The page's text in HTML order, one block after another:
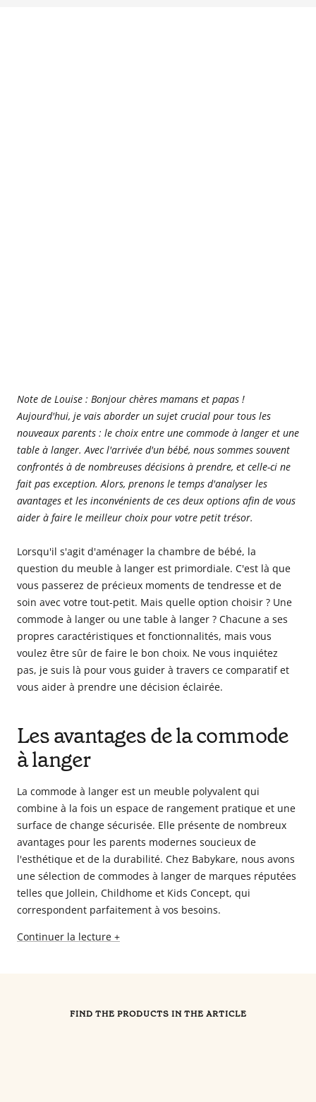
Note de Louise : Bonjour chères mamans et papas !
Aujourd'hui, je vais aborder un sujet crucial pour tous les
nouveaux parents : le choix entre une commode à langer et une
table à langer. Avec l'arrivée d'un bébé, nous sommes souvent
confrontés à de nombreuses décisions à prendre, et celle-ci ne
fait pas exception. Alors, prenons le temps d'analyser les
avantages et les inconvénients de ces deux options afin de vous
aider à faire le meilleur choix pour votre petit trésor.
Lorsqu'il s'agit d'aménager la chambre de bébé, la
question du meuble à langer est primordiale. C'est là que
vous passerez de précieux moments de tendresse et de
soin avec votre tout-petit. Mais quelle option choisir ? Une
commode à langer ou une table à langer ? Chacune a ses
propres caractéristiques et fonctionnalités, mais vous
voulez être sûr de faire le bon choix. Ne vous inquiétez
pas, je suis là pour vous guider à travers ce comparatif et
vous aider à prendre une décision éclairée.
Les avantages de la commode
à langer
La commode à langer est un meuble polyvalent qui
combine à la fois un espace de rangement pratique et une
surface de change sécurisée. Elle présente de nombreux
avantages pour les parents modernes soucieux de
l'esthétique et de la durabilité. Chez Babykare, nous avons
une sélection de commodes à langer de marques réputées
telles que Jollein, Childhome et Kids Concept, qui
correspondent parfaitement à vos besoins.
Continuer la lecture +
FIND THE PRODUCTS IN THE ARTICLE